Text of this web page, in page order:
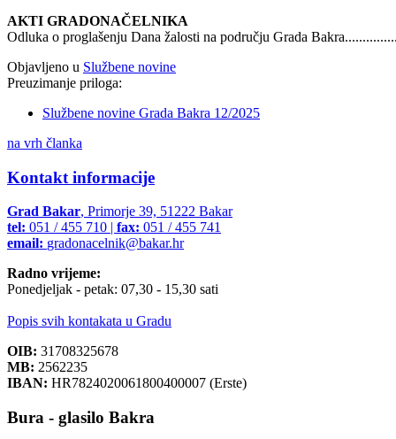
AKTI GRADONAČELNIKA
Odluka o proglašenju Dana žalosti na području Grada
Objavljeno u Službene novine
Preuzimanje priloga:
Službene novine Grada Bakra 12/2025
na vrh članka
Kontakt informacije
Grad Bakar, Primorje 39, 51222 Bakar
tel: 051 / 455 710 | fax: 051 / 455 741
email: gradonacelnik@bakar.hr
Radno vrijeme:
Ponedjeljak - petak: 07,30 - 15,30 sati
Popis svih kontakata u Gradu
OIB: 31708325678
MB: 2562235
IBAN: HR7824020061800400007 (Erste)
Bura - glasilo Bakra